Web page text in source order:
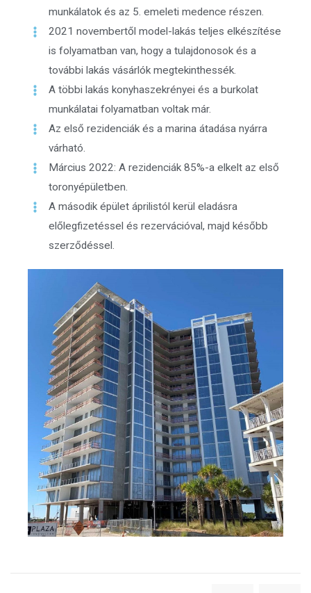
munkálatok és az 5. emeleti medence részen.
2021 novembertől model-lakás teljes elkészítése
is folyamatban van, hogy a tulajdonosok és a
további lakás vásárlók megtekinthessék.
A többi lakás konyhaszekrényei és a burkolat
munkálatai folyamatban voltak már.
Az első rezidenciák és a marina átadása nyárra
várható.
Március 2022: A rezidenciák 85%-a elkelt az első
toronyépületben.
A második épület áprilistól kerül eladásra
előlegfizetéssel és rezervációval, majd később
szerződéssel.